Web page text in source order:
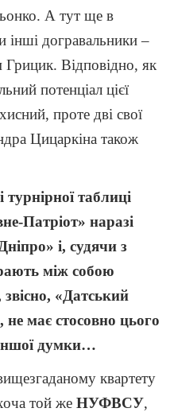
А тут ще в
інші догравальники –
Відповідно, як
потенціал цієї
проте дві свої
Цицаркіна також
таблиці
Патріот» наразі
і, судячи з
між собою
«Датський
має стосовно цього
думки…
квартету
той же НУФВСУ,